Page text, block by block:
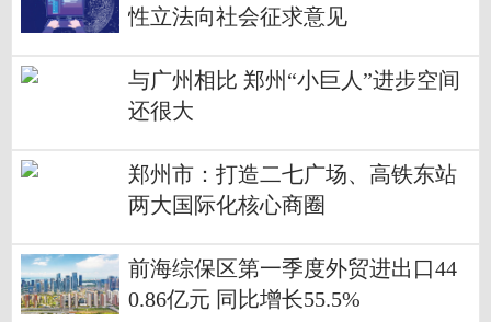
性立法向社会征求意见
与广州相比 郑州“小巨人”进步空间
还很大
郑州市：打造二七广场、高铁东站
两大国际化核心商圈
前海综保区第一季度外贸进出口44
0.86亿元 同比增长55.5%